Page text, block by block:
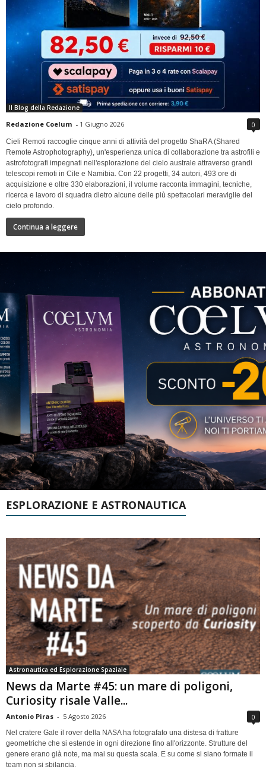
Il Blog della Redazione
Redazione Coelum - 1 Giugno 2026 0
Cieli Remoti raccoglie cinque anni di attività del progetto ShaRA (Shared
Remote Astrophotography), un'esperienza unica di collaborazione tra astrofili e
astrofotografi impegnati nell'esplorazione del cielo australe attraverso grandi
telescopi remoti in Cile e Namibia. Con 22 progetti, 34 autori, 493 ore di
acquisizione e oltre 330 elaborazioni, il volume racconta immagini, tecniche,
ricerca e lavoro di squadra dietro alcune delle più spettacolari meraviglie del
cielo profondo.
Continua a leggere
ESPLORAZIONE E ASTRONAUTICA
Astronautica ed Esplorazione Spaziale
News da Marte #45: un mare di poligoni,
Curiosity risale Valle...
Antonio Piras - 5 Agosto 2026 0
Nel cratere Gale il rover della NASA ha fotografato una distesa di fratture
geometriche che si estende in ogni direzione fino all'orizzonte. Strutture del
genere erano già note, ma mai su questa scala. E su come si siano formate il
team non si sbilancia.